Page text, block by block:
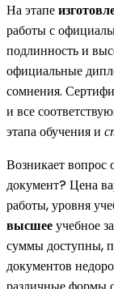
На этапе
работы с
подлинность и
официальные
сомнения.
и все
этапа обучения и
Возникает вопрос
документ? Цена
работы, уровня
высшееучебное
суммы доступны,
документов